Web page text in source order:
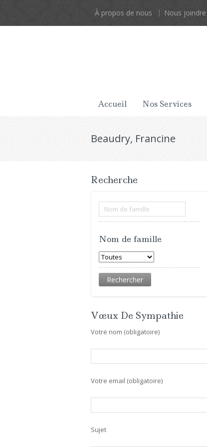
À propos de nous Nous joindre
Accueil Nos Services
Beaudry, Francine
Recherche
Nom de famille
Vœux De Sympathie
Votre nom (obligatoire)
Votre email (obligatoire)
Sujet